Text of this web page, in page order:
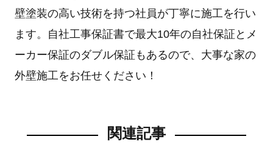
壁塗装の高い技術を持つ社員が丁寧に施工を行い
ます。自社工事保証書で最大10年の自社保証とメ
ーカー保証のダブル保証もあるので、大事な家の
外壁施工をお任せください！
関連記事